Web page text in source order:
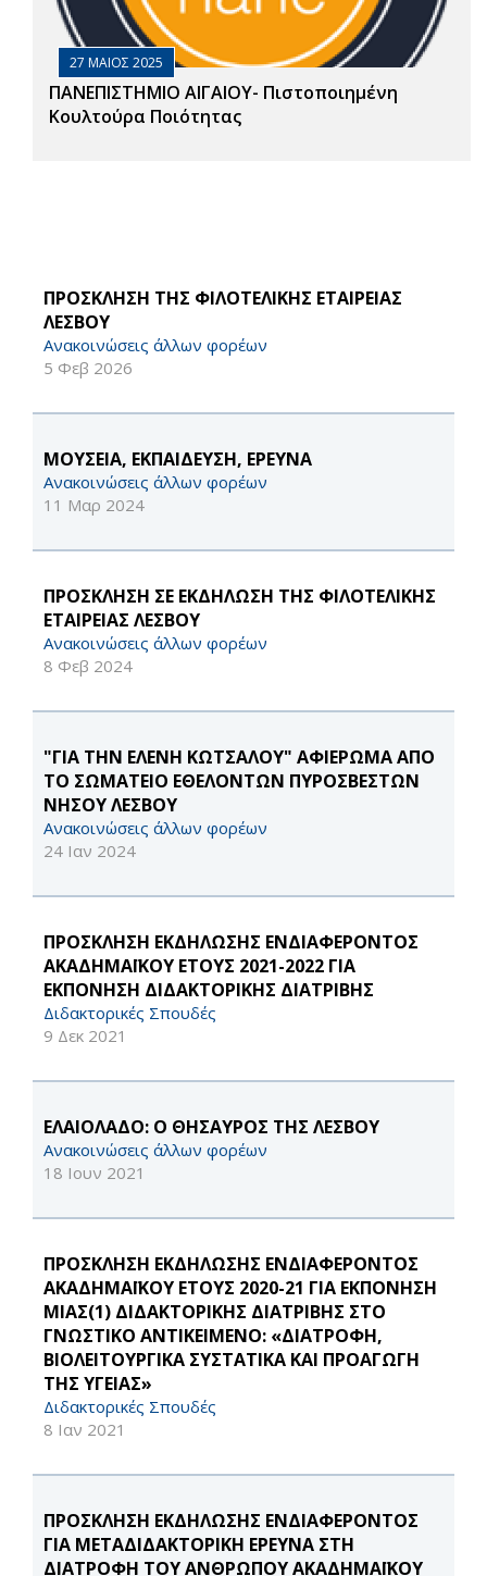
27 ΜΑΙΟΣ 2025
ΠΑΝΕΠΙΣΤΗΜΙΟ ΑΙΓΑΙΟΥ- Πιστοποιημένη
Κουλτούρα Ποιότητας
ΠΡΟΣΚΛΗΣΗ ΤΗΣ ΦΙΛΟΤΕΛΙΚΗΣ ΕΤΑΙΡΕΙΑΣ
ΛΕΣΒΟΥ
Ανακοινώσεις άλλων φορέων
5 Φεβ 2026
ΜΟΥΣΕΙΑ, ΕΚΠΑΙΔΕΥΣΗ, ΕΡΕΥΝΑ
Ανακοινώσεις άλλων φορέων
11 Μαρ 2024
ΠΡΟΣΚΛΗΣΗ ΣΕ ΕΚΔΗΛΩΣΗ ΤΗΣ ΦΙΛΟΤΕΛΙΚΗΣ
ΕΤΑΙΡΕΙΑΣ ΛΕΣΒΟΥ
Ανακοινώσεις άλλων φορέων
8 Φεβ 2024
"ΓΙΑ ΤΗΝ ΕΛΕΝΗ ΚΩΤΣΑΛΟΥ" ΑΦΙΕΡΩΜΑ ΑΠΟ
ΤΟ ΣΩΜΑΤΕΙΟ ΕΘΕΛΟΝΤΩΝ ΠΥΡΟΣΒΕΣΤΩΝ
ΝΗΣΟΥ ΛΕΣΒΟΥ
Ανακοινώσεις άλλων φορέων
24 Ιαν 2024
ΠΡΟΣΚΛΗΣΗ ΕΚΔΗΛΩΣΗΣ ΕΝΔΙΑΦΕΡΟΝΤΟΣ
ΑΚΑΔΗΜΑΪΚΟΥ ΕΤΟΥΣ 2021-2022 ΓΙΑ
ΕΚΠΟΝΗΣΗ ΔΙΔΑΚΤΟΡΙΚΗΣ ΔΙΑΤΡΙΒΗΣ
Διδακτορικές Σπουδές
9 Δεκ 2021
ΕΛΑΙΟΛΑΔΟ: Ο ΘΗΣΑΥΡΟΣ ΤΗΣ ΛΕΣΒΟΥ
Ανακοινώσεις άλλων φορέων
18 Ιουν 2021
ΠΡΟΣΚΛΗΣΗ ΕΚΔΗΛΩΣΗΣ ΕΝΔΙΑΦΕΡΟΝΤΟΣ
ΑΚΑΔΗΜΑΪΚΟΥ ΕΤΟΥΣ 2020-21 ΓΙΑ ΕΚΠΟΝΗΣΗ
ΜΙΑΣ(1) ΔΙΔΑΚΤΟΡΙΚΗΣ ΔΙΑΤΡΙΒΗΣ ΣΤΟ
ΓΝΩΣΤΙΚΟ ΑΝΤΙΚΕΙΜΕΝΟ: «ΔΙΑΤΡΟΦΗ,
ΒΙΟΛΕΙΤΟΥΡΓΙΚΑ ΣΥΣΤΑΤΙΚΑ ΚΑΙ ΠΡΟΑΓΩΓΗ
ΤΗΣ ΥΓΕΙΑΣ»
Διδακτορικές Σπουδές
8 Ιαν 2021
ΠΡΟΣΚΛΗΣΗ ΕΚΔΗΛΩΣΗΣ ΕΝΔΙΑΦΕΡΟΝΤΟΣ
ΓΙΑ ΜΕΤΑΔΙΔΑΚΤΟΡΙΚΗ ΕΡΕΥΝΑ ΣΤΗ
ΔΙΑΤΡΟΦΗ ΤΟΥ ΑΝΘΡΩΠΟΥ ΑΚΑΔΗΜΑΪΚΟΥ